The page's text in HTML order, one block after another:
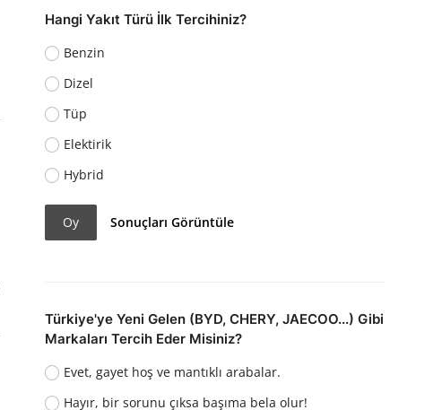
Hangi Yakıt Türü İlk Tercihiniz?
Benzin
Dizel
Tüp
Elektirik
Hybrid
Oy Sonuçları Görüntüle
Türkiye'ye Yeni Gelen (BYD, CHERY, JAECOO...) Gibi
Markaları Tercih Eder Misiniz?
Evet, gayet hoş ve mantıklı arabalar.
Hayır, bir sorunu çıksa başıma bela olur!